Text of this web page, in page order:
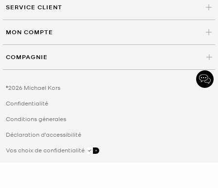
SERVICE CLIENT
MON COMPTE
COMPAGNIE
©2026 Michael Kors
Confidentialité
Conditions génerales
Déclaration d'accessibilité
Vos choix de confidentialité